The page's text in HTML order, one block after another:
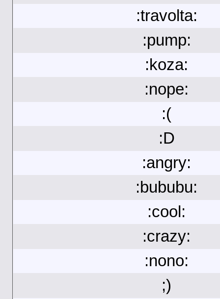
:travolta:
:pump:
:koza:
:nope:
:(
:D
:angry:
:bububu:
:cool:
:crazy:
:nono:
;)